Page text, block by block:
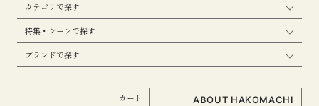
カテゴリで探す
特集・シーンで探す
ブランドで探す
ABOUT HAKOMACHI
カート